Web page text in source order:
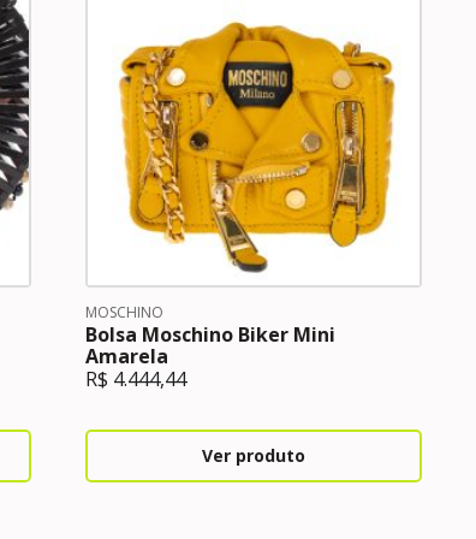
MOSCHINO
Bolsa Moschino Biker Mini
Amarela
R$ 4.444,44
Ver produto